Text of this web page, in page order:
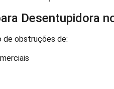
Desentupidora
de obstruções de: